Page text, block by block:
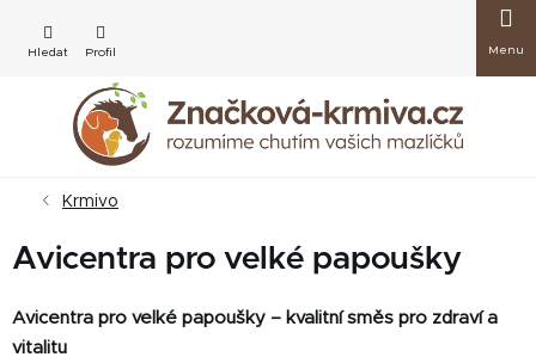
obsah
košík
Krmivo
Avicentra pro velké papoušky
Avicentra pro velké papoušky – kvalitní směs pro zdraví a
vitalitu